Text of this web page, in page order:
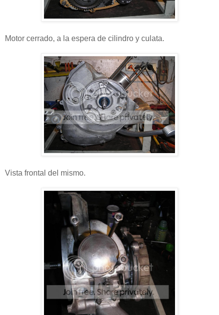
Motor cerrado, a la espera de cilindro y culata.
Vista frontal del mismo.